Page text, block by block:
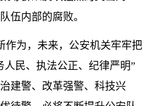
伍内部的腐败。
作为，未来，公安机关牢牢把
人民、执法公正、纪律严明”
建警、改革强警、科技兴